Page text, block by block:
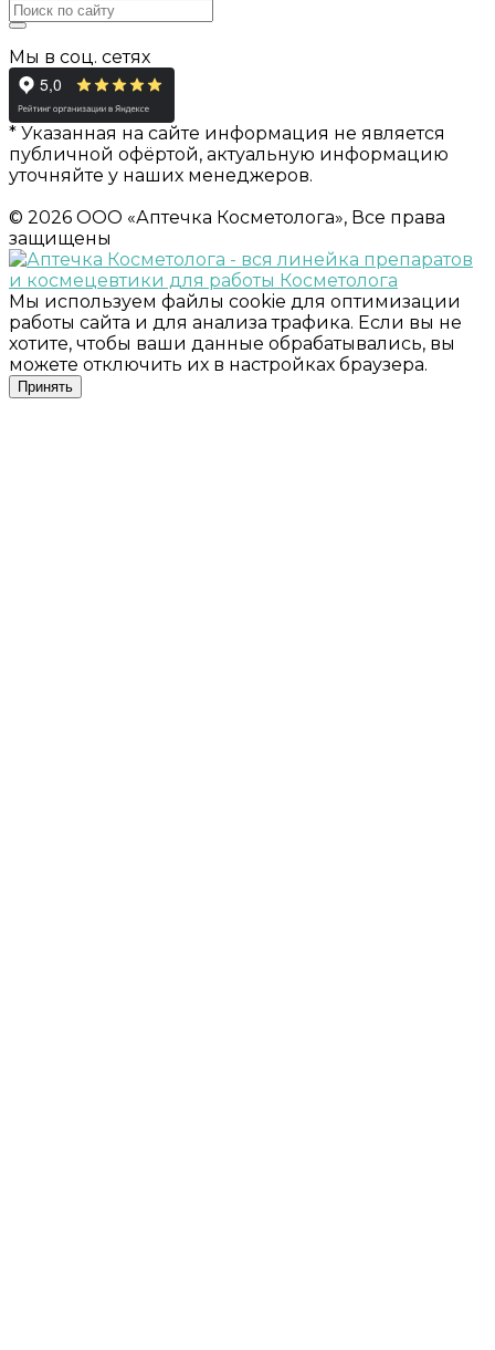
Мы в соц. сетях
* Указанная на сайте информация не является
публичной офёртой, актуальную информацию
уточняйте у наших менеджеров.
© 2026 ООО «Аптечка Косметолога», Все права
защищены
Мы используем файлы cookie для оптимизации
работы сайта и для анализа трафика. Если вы не
хотите, чтобы ваши данные обрабатывались, вы
можете отключить их в настройках браузера.
Принять